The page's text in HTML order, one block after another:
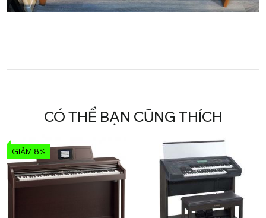
CÓ THỂ BẠN CŨNG THÍCH
GIẢM 8%